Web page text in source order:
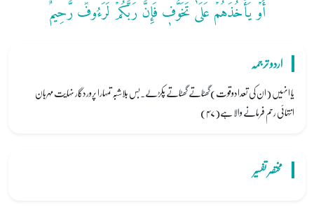
أَوۡ يَأۡخُذَهُمۡ عَلَىٰ تَخَوُّفٖ فَإِنَّ رَبَّكُمۡ لَرَءُوفٞ رَّحِيمٌ
اردو ترجمہ
یا انہیں (ان کی تعدادوقوت)گھٹاتے گھٹاتے پکڑلے۔بس بلاشبہ تمہارا پروردگار نہایت مہربان
انتہائی رحم فرمانے والا ہے(۴۷)
مختصر تفسیر